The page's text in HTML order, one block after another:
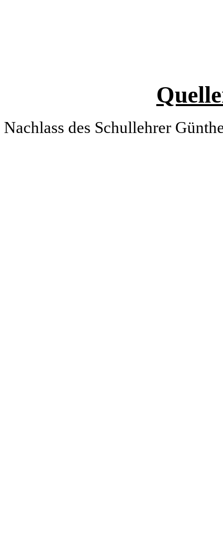
Nachlass des Schullehrer